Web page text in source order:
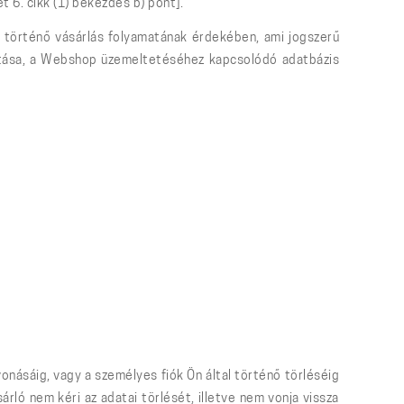
6. cikk (1) bekezdés b) pont].
vásárlás folyamatának érdekében, ami jogszerű
a Webshop üzemeltetéséhez kapcsolódó adatbázis
vagy a személyes fiók Ön által történő törléséig
nem kéri az adatai törlését, illetve nem vonja vissza